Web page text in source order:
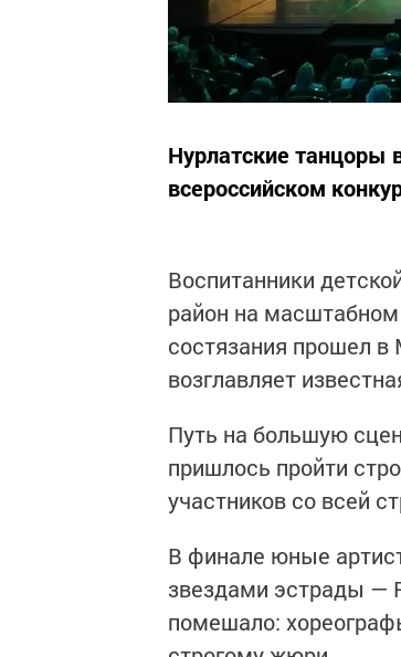
Нурлатские танцоры
всероссийском
Воспитанники
район на
состязания прошел в
возглавляет
Путь на большую
пришлось пройти
участников со всей
В финале юные
звездами эстрады —
помешало: